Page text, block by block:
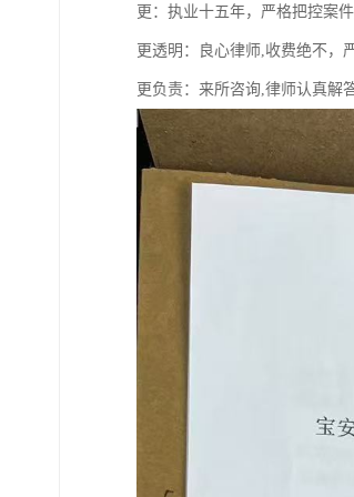
更：执业十五年，严格把控案
更透明：良心律师,收费绝不，
更负责：来所咨询,律师认真解